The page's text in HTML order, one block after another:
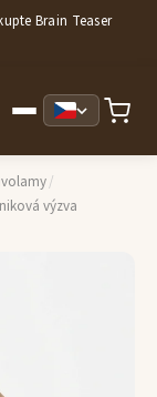
Brain Teaser
/
výzva